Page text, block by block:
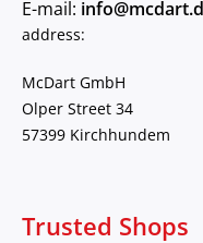
E-mail:
address:
McDart GmbH
Olper Street 34
57399 Kirchhundem
Trusted Shops